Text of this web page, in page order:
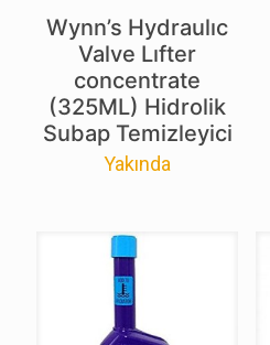
Wynn’s Hydraulıc
Valve Lıfter
concentrate
(325ML) Hidrolik
Subap Temizleyici
Yakında